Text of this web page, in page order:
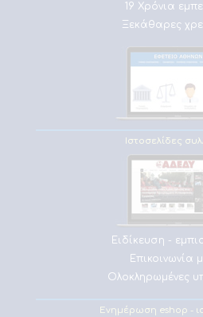
19 Χρόνια
Ξεκάθαρες
Ιστοσελίδες
Ειδίκευση -
Επικοινωνία
Ολοκληρωμένες
Ενημέρωση eshop -